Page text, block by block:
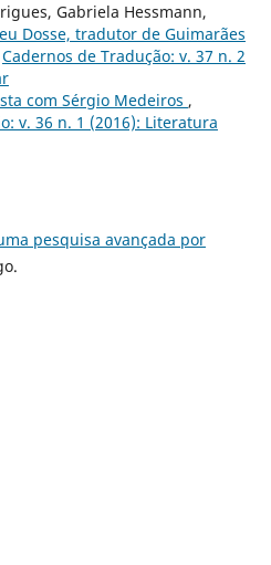
Gabriela Hessmann,
Dosse, tradutor de Guimarães
Cadernos de Tradução: v. 37 n. 2
com Sérgio Medeiros ,
v. 36 n. 1 (2016): Literatura
pesquisa avançada por